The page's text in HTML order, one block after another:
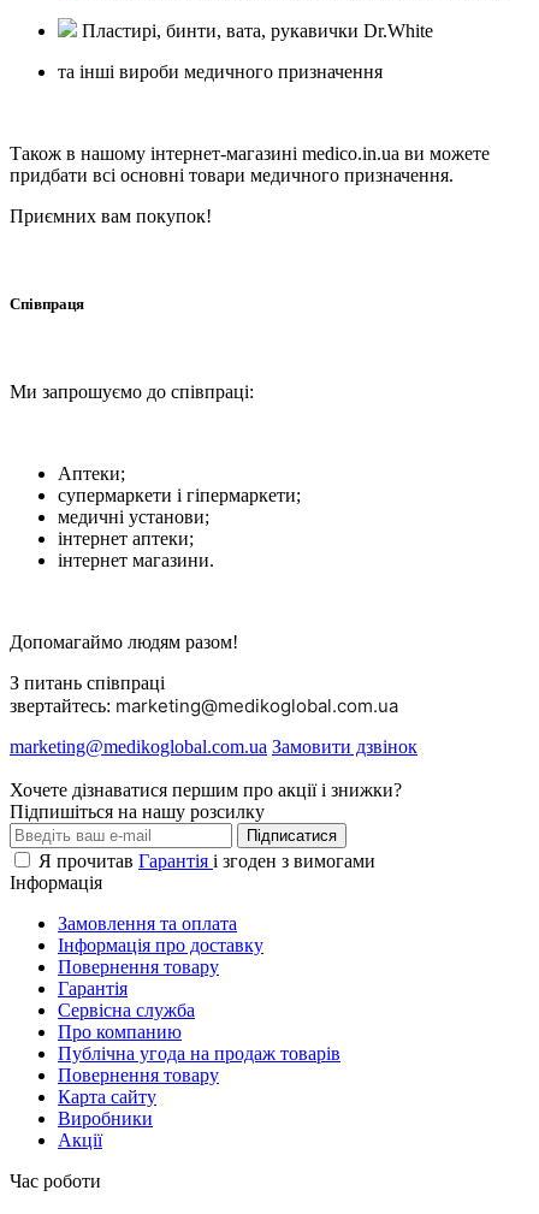
Пластирі, бинти, вата, рукавички Dr.White
та інші вироби медичного призначення
Також в нашому інтернет-магазині medico.in.ua ви можете
придбати всі основні товари медичного призначення.
Приємних вам покупок!
Співпраця
Ми запрошуємо до співпраці:
Аптеки;
супермаркети і гіпермаркети;
медичні установи;
інтернет аптеки;
інтернет магазини.
Допомагаймо людям разом!
З питань співпраці
звертайтесь: marketing@medikoglobal.com.ua
marketing@medikoglobal.com.ua Замовити дзвінок
Хочете дізнаватися першим про акції і знижки?
Підпишіться на нашу розсилку
Підписатися
Я прочитав Гарантія і згоден з вимогами
Інформація
Замовлення та оплата
Інформація про доставку
Повернення товару
Гарантія
Сервісна служба
Про компанию
Публічна угода на продаж товарів
Повернення товару
Карта сайту
Виробники
Акції
Час роботи